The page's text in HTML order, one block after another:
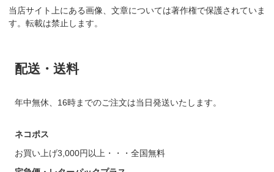
当店サイト上にある画像、文章については著作権で保護されていま
す。転載は禁止します。
配送・送料
年中無休、16時までのご注文は当日発送いたします。
ネコポス
お買い上げ3,000円以上・・・全国無料